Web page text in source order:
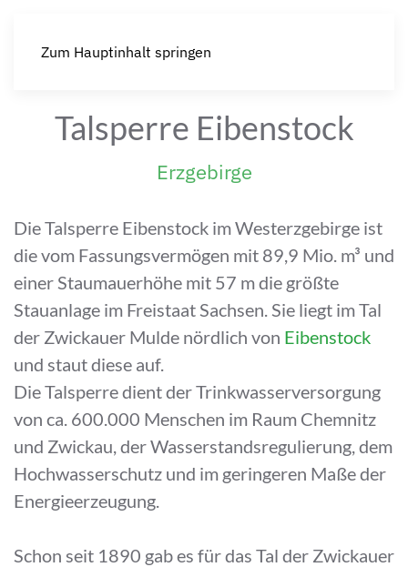
Zum Hauptinhalt springen
Talsperre Eibenstock
Erzgebirge
Die Talsperre Eibenstock im Westerzgebirge ist
die vom Fassungsvermögen mit 89,9 Mio. m³ und
einer Staumauerhöhe mit 57 m die größte
Stauanlage im Freistaat Sachsen. Sie liegt im Tal
der Zwickauer Mulde nördlich von Eibenstock
und staut diese auf.
Die Talsperre dient der Trinkwasserversorgung
von ca. 600.000 Menschen im Raum Chemnitz
und Zwickau, der Wasserstandsregulierung, dem
Hochwasserschutz und im geringeren Maße der
Energieerzeugung.
Schon seit 1890 gab es für das Tal der Zwickauer